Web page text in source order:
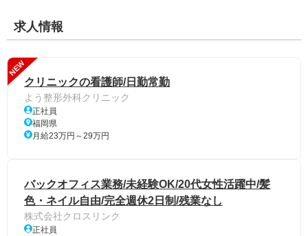
求人情報
NEW
クリニックの看護師/日勤常勤
よう整形外科クリニック
正社員
福岡県
月給23万円～29万円
バックオフィス業務/未経験OK/20代女性活躍中/髪
色・ネイル自由/完全週休2日制/残業なし
株式会社クロスリンク
正社員